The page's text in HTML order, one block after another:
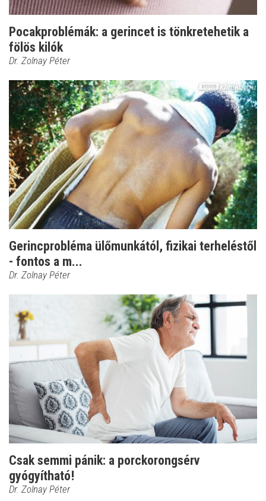
Pocakproblémák: a gerincet is tönkretehetik a
fölös kilók
Dr. Zolnay Péter
Gerincprobléma ülőmunkától, fizikai terheléstől
- fontos a m...
Dr. Zolnay Péter
Csak semmi pánik: a porckorongsérv
gyógyítható!
Dr. Zolnay Péter